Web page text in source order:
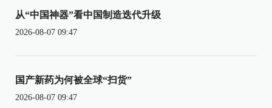
从“中国神器”看中国制造迭代升级
2026-08-07 09:47
国产新药为何被全球“扫货”
2026-08-07 09:47